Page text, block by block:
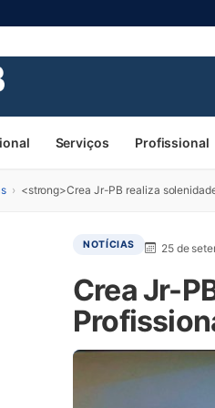
Serviços Profissional
› <strong>Crea Jr-PB realiza
NOTÍCIAS 25 de
Crea Jr-